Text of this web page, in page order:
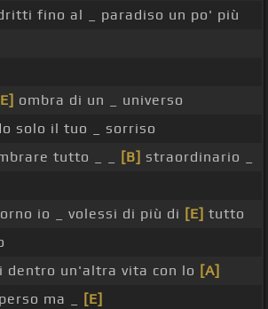
fino al _ paradiso un po' più
ombra di un _ universo
solo il tuo _ sorriso
tutto _ _ [B] straordinario _
io _ volessi di più di [E] tutto
dentro un'altra vita con lo [A]
ma _
[E]